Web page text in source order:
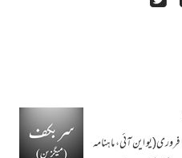
”سربکف “مجلہ۵(مارچ، اپریل ۲۰۱۶) فلپائن۔ ۱۸ فروری(یو این آئی، ماہنامہ